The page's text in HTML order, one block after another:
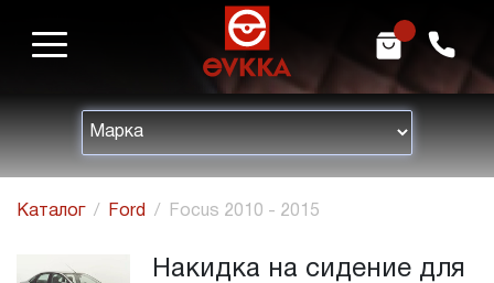
h m
Каталог Ford Focus 2010 - 2015
Накидка на сидение для